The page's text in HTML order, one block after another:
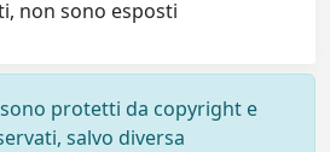
non sono esposti
protetti da copyright e
salvo diversa